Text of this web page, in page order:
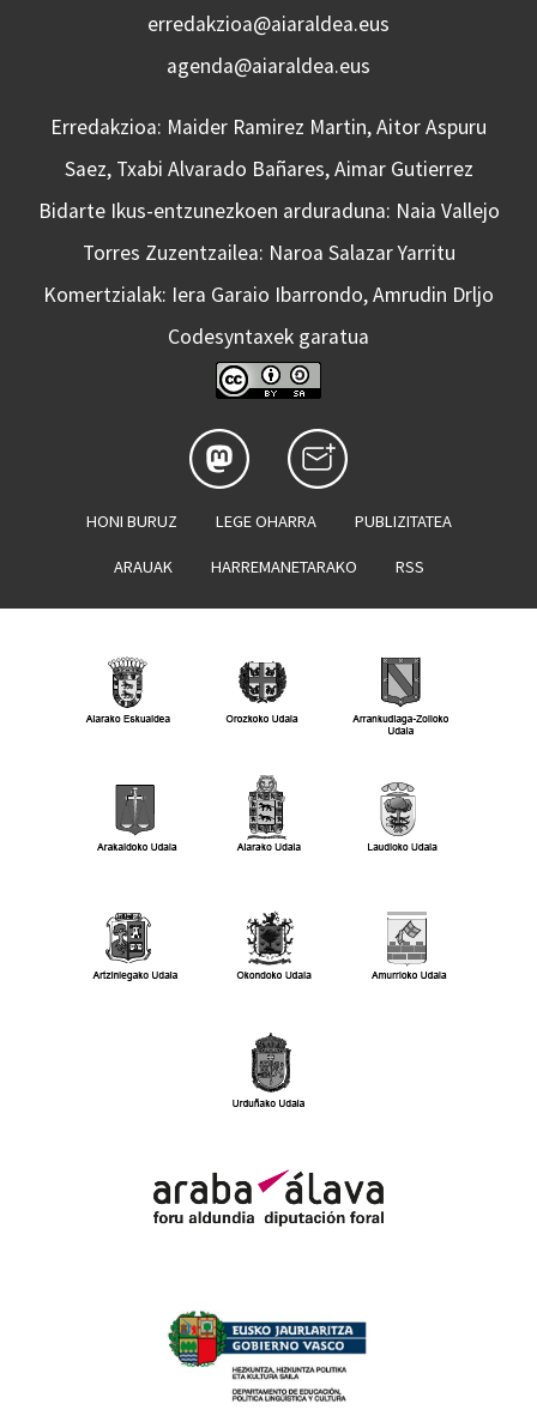
erredakzioa@aiaraldea.eus
agenda@aiaraldea.eus
Erredakzioa: Maider Ramirez Martin, Aitor Aspuru
Saez, Txabi Alvarado Bañares, Aimar Gutierrez
Bidarte Ikus-entzunezkoen arduraduna: Naia Vallejo
Torres Zuzentzailea: Naroa Salazar Yarritu
Komertzialak: Iera Garaio Ibarrondo, Amrudin Drljo
Codesyntaxek garatua
HONI BURUZ LEGE OHARRA PUBLIZITATEA
ARAUAK HARREMANETARAKO RSS